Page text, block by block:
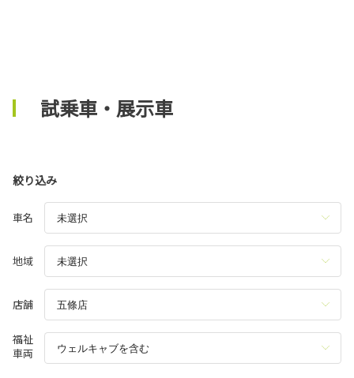
試乗車・展示車
絞り込み
車名
地域
店舗
福祉
車両